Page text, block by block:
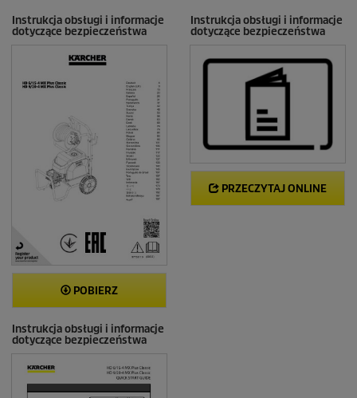
Instrukcja obsługi i informacje
dotyczące bezpieczeństwa
POBIERZ
Instrukcja obsługi i informacje
dotyczące bezpieczeństwa
PRZECZYTAJ ONLINE
Instrukcja obsługi i informacje
dotyczące bezpieczeństwa